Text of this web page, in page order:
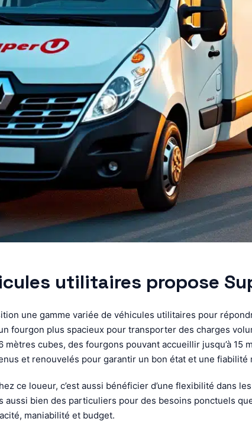
utilitaires propose
une gamme variée de véhicules utilitaires pour
fourgon plus spacieux pour transporter des charges
mètres cubes, des fourgons pouvant accueillir jusqu’à
et renouvelés pour garantir un bon état et une fiabilité
ce loueur, c’est aussi bénéficier d’une flexibilité dans
aussi bien des particuliers pour des besoins ponctuels
maniabilité et budget.